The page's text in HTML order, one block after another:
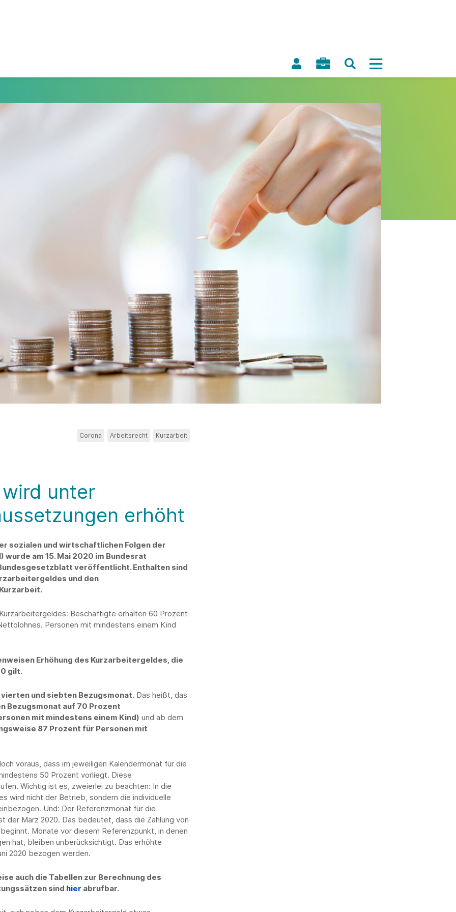
Corona Arbeitsrecht Kurzarbeit
unter
erhöht
sozialen und wirtschaftlichen Folgen der
am 15. Mai 2020 im Bundesrat
veröffentlicht. Enthalten sind
und den
Beschäftigte erhalten 60 Prozent
Personen mit mindestens einem Kind
Erhöhung des Kurzarbeitergeldes, die
gilt.
vierten und siebten Bezugsmonat. Das heißt, das
Bezugsmonat auf 70 Prozent
mit mindestens einem Kind) und ab dem
87 Prozent für Personen mit
voraus, dass im jeweiligen Kalendermonat für die
50 Prozent vorliegt. Diese
Wichtig ist es, zweierlei zu beachten: In die
wird nicht der Betrieb, sondern die individuelle
Und: Der Referenzmonat für die
der März 2020. Das bedeutet, dass die Zählung von
Monate vor diesem Referenzpunkt, in denen
hat, bleiben unberücksichtigt. Das erhöhte
2020 bezogen werden.
auch die Tabellen zur Berechnung des
sind hier abrufbar.